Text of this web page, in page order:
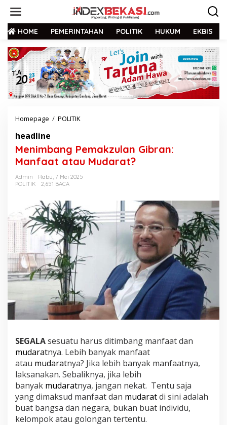
HOME PEMERINTAHAN POLITIK HUKUM EKBIS
Homepage / POLITIK
headline
Menimbang Pemakzulan Gibran:
Manfaat atau Mudarat?
Admin
Rabu, 7 Mei 2025
POLITIK
2,651 BACA
SEGALAsesuatu harus ditimbang manfaat dan
mudaratnya. Lebih banyak manfaat
atau mudaratnya? Jika lebih banyak manfaatnya,
laksanakan. Sebaliknya, jika lebih
banyak mudaratnya, jangan nekat. Tentu saja
yang dimaksud manfaat dan mudaratdi sini adalah
buat bangsa dan negara, bukan buat individu,
kelompok atau golongan tertentu.